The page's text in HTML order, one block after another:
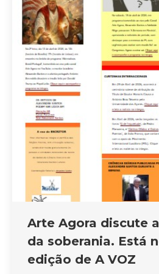
Arte Agora discute
da soberania. Está
edição de A VOZ